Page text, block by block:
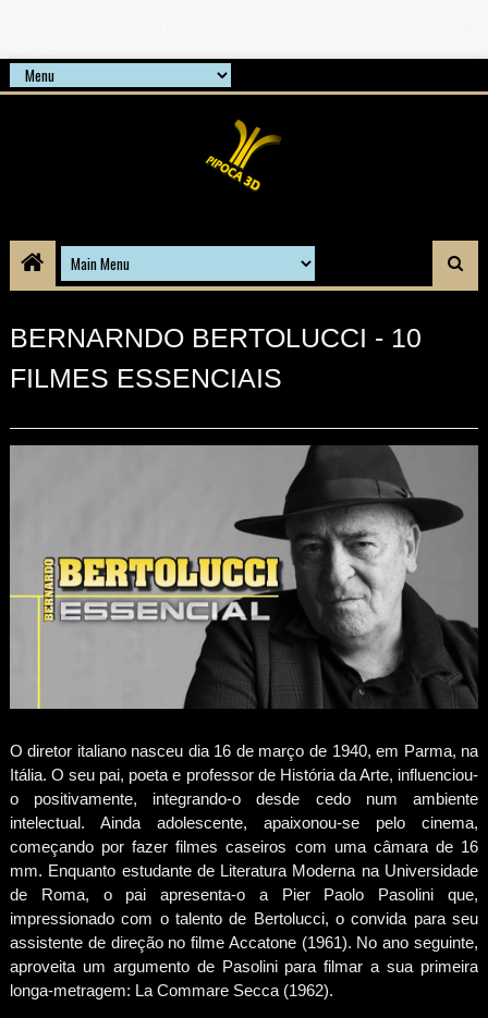
BERNARNDO BERTOLUCCI - 10
FILMES ESSENCIAIS
O diretor italiano nasceu dia 16 de março de 1940, em Parma, na
Itália. O seu pai, poeta e professor de História da Arte, influenciou-
o positivamente, integrando-o desde cedo num ambiente
intelectual. Ainda adolescente, apaixonou-se pelo cinema,
começando por fazer filmes caseiros com uma câmara de 16
mm. Enquanto estudante de Literatura Moderna na Universidade
de Roma, o pai apresenta-o a Pier Paolo Pasolini que,
impressionado com o talento de Bertolucci, o convida para seu
assistente de direção no filme Accatone (1961). No ano seguinte,
aproveita um argumento de Pasolini para filmar a sua primeira
longa-metragem: La Commare Secca (1962).